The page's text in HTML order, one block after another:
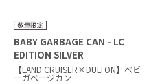
BABY GARBAGE CAN - LC
EDITION SILVER
【LAND CRUISER×DULTON】ベビ
ーガベージカン